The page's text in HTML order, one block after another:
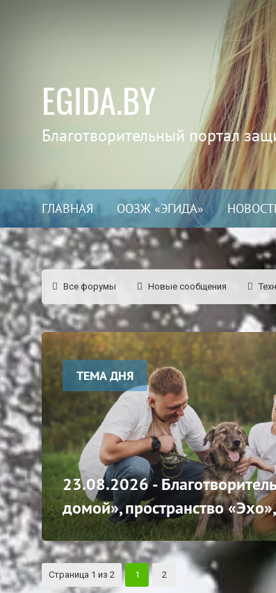
EGIDA.BY
Благотворительный портал
ГЛАВНАЯ ООЗЖ «ЭГИДА»
Все форумы Новые сообщения
ТЕМА ДНЯ
23.08.2026 -
домой», пространство
Страница 1 из 2 1 2